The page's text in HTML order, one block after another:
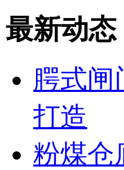
最新动态
腭式闸
打造
粉煤仓